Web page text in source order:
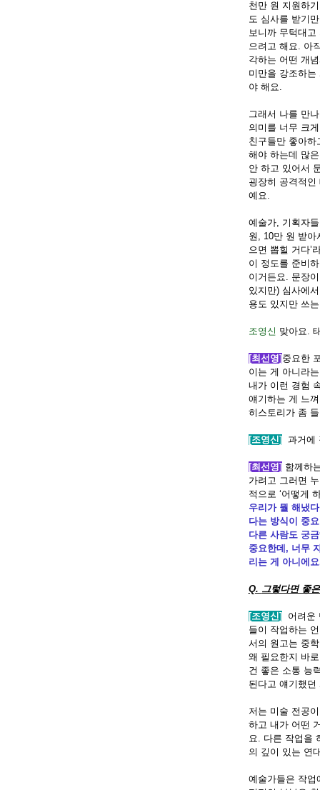
천만 원 지원하
도 심사를 받기
보니까 무턱대
으려고 해요. 아
각하는 어떤 개
미만을 강조하는
야 해요.
그래서 나를 만
의미를 너무 크
친구들만 좋아
해야 하는데 많
안 하고 있어서
굉장히 공격적인
예요.
예술가, 기획자
원 , 10만 원 받아
으면 뽑힐 거다’
이 정도를 준비
이거든요. 문장
있지만) 심사에
용도 있지만 쓰
조영신 맞아요.
[최선영] 중요한
이는 게 아니라
내가 이런 경험
얘기하는 게 느
히스토리가 좀
[조영신] 과거에
[최선영] 함께하
가려고 그러면
적으로 ‘어떻게
우리가 뭘 해냈
다는 방식이 중
다른 사람도 궁
중요한데 , 너무
리는 게 아니에요
Q. 그렇다면 좋
[조영신]
어려운
들이 작업하는
서의 원고는 중
왜 필요한지 바
건 좋은 소통 능
된다고 얘기했
저는 미술 전공
하고 내가 어떤
요. 다른 작업을
의 깊이 있는 연
예술가들은 작업